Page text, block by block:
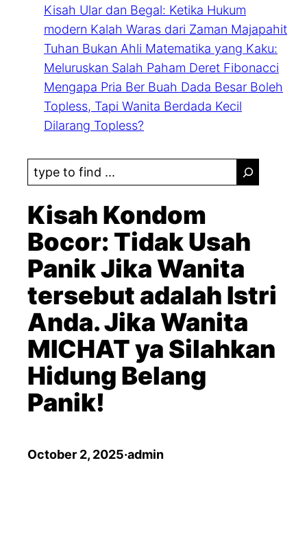
Kisah Ular dan Begal: Ketika Hukum
modern Kalah Waras dari Zaman Majapahit
Tuhan Bukan Ahli Matematika yang Kaku:
Meluruskan Salah Paham Deret Fibonacci
Mengapa Pria Ber Buah Dada Besar Boleh
Topless, Tapi Wanita Berdada Kecil
Dilarang Topless?
S
e
a
r
c
h
Kisah Kondom
Bocor: Tidak Usah
Panik Jika Wanita
tersebut adalah Istri
Anda. Jika Wanita
MICHAT ya Silahkan
Hidung Belang
Panik!
October 2, 2025·admin